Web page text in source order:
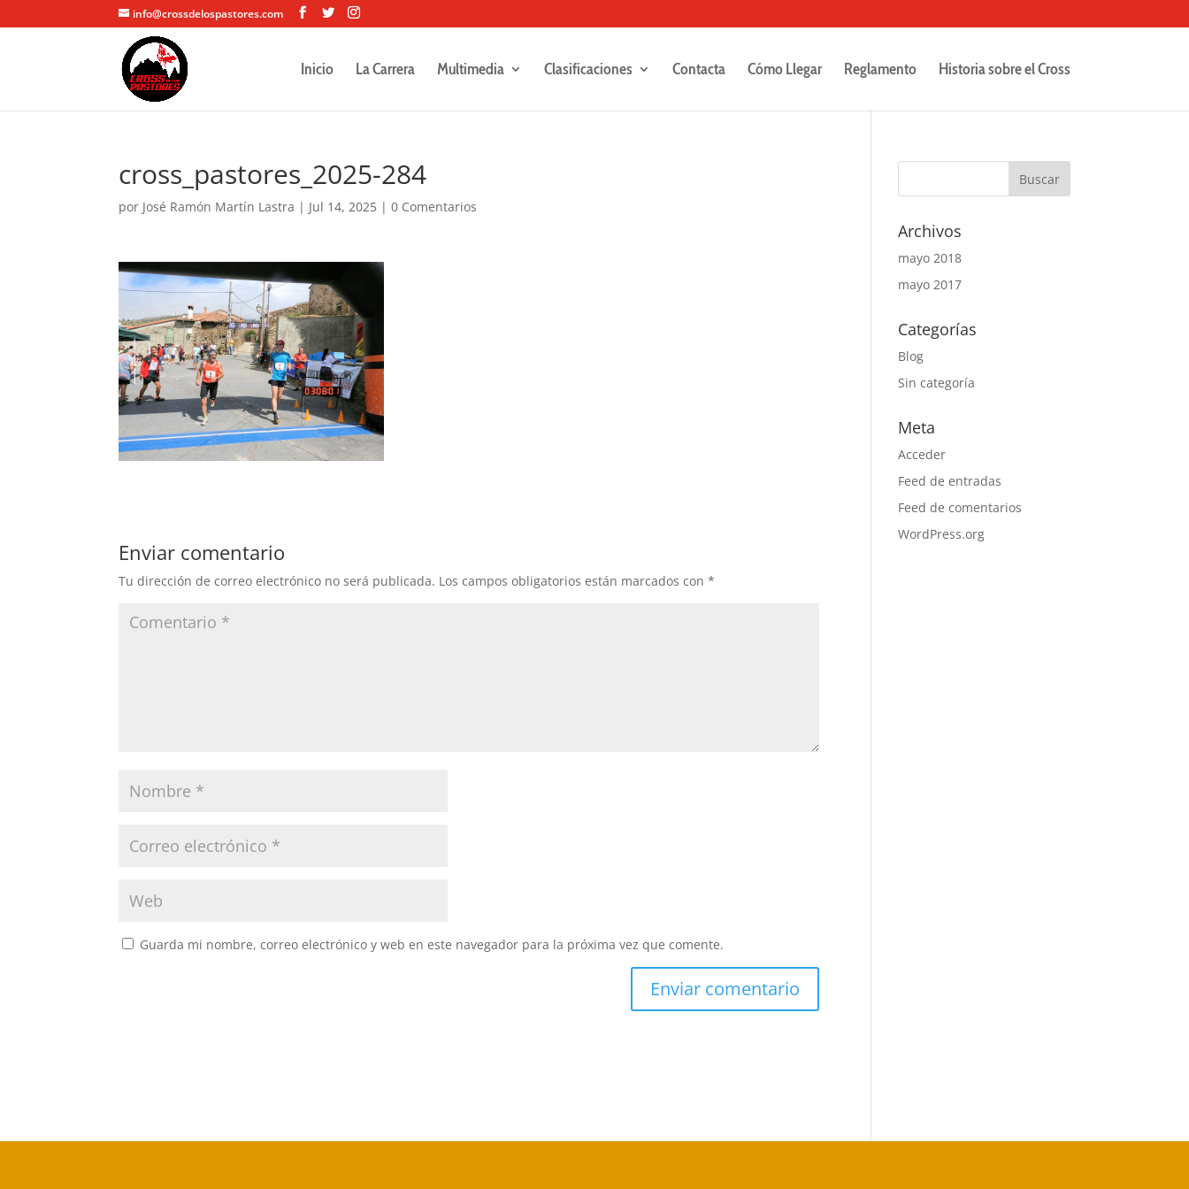
info@crossdelospastores.com
Inicio La Carrera Multimedia Clasificaciones Contacta Cómo Llegar Reglamento Historia sobre el Cross
cross_pastores_2025-284
por José Ramón Martín Lastra | Jul 14, 2025 |0 Comentarios
Enviar comentario
Tu dirección de correo electrónico no será publicada. Los campos obligatorios están marcados con*
Guarda mi nombre, correo electrónico y web en este navegador para la próxima vez que comente.
Archivos
mayo 2018
mayo 2017
Categorías
Blog
Sin categoría
Meta
Acceder
Feed de entradas
Feed de comentarios
WordPress.org